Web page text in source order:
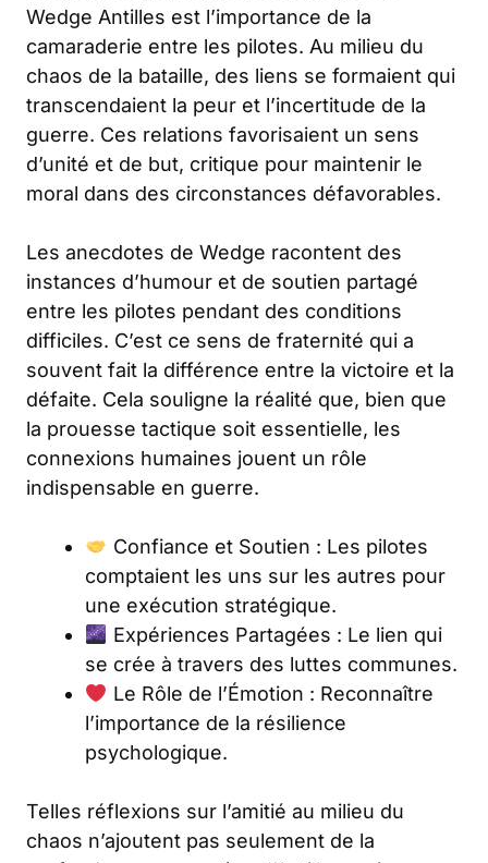
Wedge Antilles est l’importance de la
camaraderie entre les pilotes. Au milieu du
chaos de la bataille, des liens se formaient qui
transcendaient la peur et l’incertitude de la
guerre. Ces relations favorisaient un sens
d’unité et de but, critique pour maintenir le
moral dans des circonstances défavorables.
Les anecdotes de Wedge racontent des
instances d’humour et de soutien partagé
entre les pilotes pendant des conditions
difficiles. C’est ce sens de fraternité qui a
souvent fait la différence entre la victoire et la
défaite. Cela souligne la réalité que, bien que
la prouesse tactique soit essentielle, les
connexions humaines jouent un rôle
indispensable en guerre.
Confiance et Soutien : Les pilotes
comptaient les uns sur les autres pour
une exécution stratégique.
Expériences Partagées : Le lien qui
se crée à travers des luttes communes.
Le Rôle de l’Émotion : Reconnaître
l’importance de la résilience
psychologique.
Telles réflexions sur l’amitié au milieu du
chaos n’ajoutent pas seulement de la